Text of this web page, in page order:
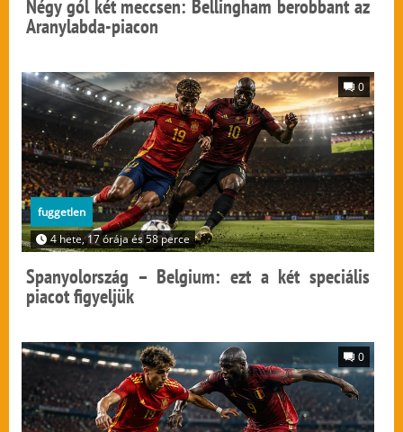
Négy gól két meccsen: Bellingham berobbant az
Aranylabda-piacon
0
fuggetlen
4 hete, 17 órája és 58 perce
Spanyolország – Belgium: ezt a két speciális
piacot figyeljük
0